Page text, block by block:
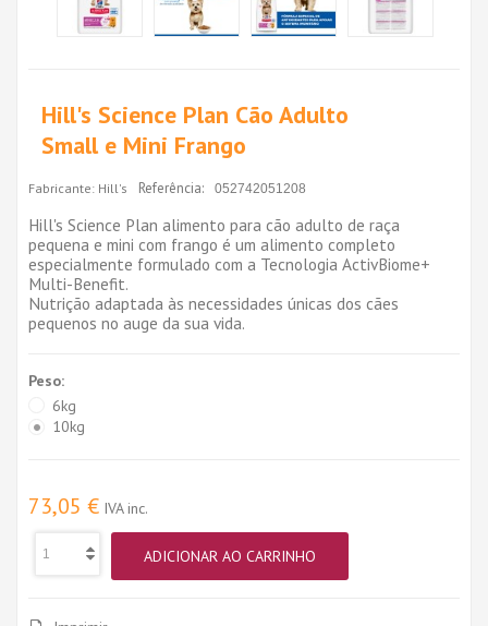
Hill's Science Plan Cão Adulto
Small e Mini Frango
Fabricante: Hill's Referência: 052742051208
Hill's Science Plan alimento para cão adulto de raça
pequena e mini com frango é um alimento completo
especialmente formulado com a Tecnologia ActivBiome+
Multi-Benefit.
Nutrição adaptada às necessidades únicas dos cães
pequenos no auge da sua vida.
Peso:
6kg
10kg
73,05 € IVA inc.
ADICIONAR AO CARRINHO